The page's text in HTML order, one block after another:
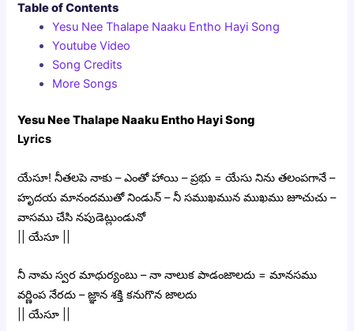
Table of Contents
Yesu Nee Thalape Naaku Entho Hayi Song
Youtube Video
Song Credits
More Songs
Yesu Nee Thalape Naaku Entho Hayi Song
Lyrics
యేసూ! నీతలపె నాకు – ఎంతో హాయి – ప్రభు = యేసు నిను తలంపగానే –
హృదయ మానందముతో నిండున్ – నీ సముఖమున ముఖము జూచుచు –
వాసము చేసి నపుడెట్లుండునో
|| యేసూ ||
నీ నామ స్వర మాధుర్యంబు – నా నాలుక పాడంజాలదు = మానసము
వర్ణింప నేరదు – జ్ఞాన శక్తి కనుగొన జాలదు
|| యేసూ ||